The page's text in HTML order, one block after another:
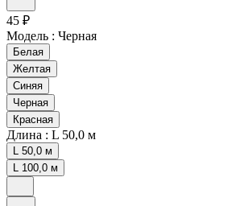
45 ₽
Модель : Черная
Белая
Желтая
Синяя
Черная
Красная
Длина : L 50,0 м
L 50,0 м
L 100,0 м